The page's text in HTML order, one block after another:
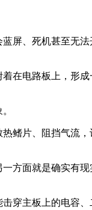
屏、死机甚至无
在电路板上，形成
鳍片、阻挡气流
方面就是确实有
穿主板上的电容、